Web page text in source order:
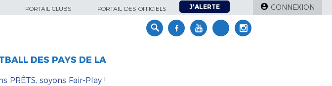
PORTAIL CLUBS PORTAIL DES OFFICIELS J'ALERTE CONNEXION
DES PAYS DE LA
PRÊTS, soyons Fair-Play !